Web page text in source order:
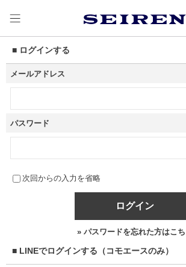
■ ログインする
メールアドレス
パスワード
次回からの入力を省略
ログイン
» パスワードを忘れた方はこ
■ LINEでログインする（コモエースのみ）